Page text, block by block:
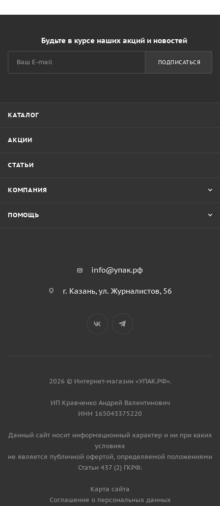
Будьте в курсе наших акций и новостей
ПОДПИСАТЬСЯ
КАТАЛОГ
АКЦИИ
СТАТЬИ
КОМПАНИЯ
ПОМОЩЬ
info@упак.рф
г. Казань, ул. Журналистов, 56
2026 © Интернет-магазин «УПАК.РФ».
ИП Кравченко Андрей Валентинович
ИНН 165043375220
Данный сайт носит информационный характер и ни при каких
условиях
не является публичной офертой, определяемой положениями
Статьи 437 (2) ГКРФ.
Карта сайта
Соглашение о персональных данных